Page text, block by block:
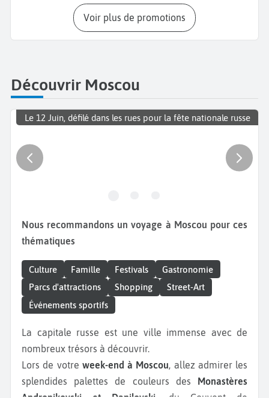
Voir plus de promotions
Découvrir Moscou
Le 12 Juin, défilé dans les rues pour la fête nationale russe
Nous recommandons un voyage à Moscou pour ces
thématiques
Culture Famille Festivals
Gastronomie
Parcs d'attractions
Shopping
Street-Art
Événements sportifs
La capitale russe est une ville immense avec de
nombreux trésors à découvrir.
Lors de votre week-end à Moscou, allez admirer les
splendides palettes de couleurs des
Monastères